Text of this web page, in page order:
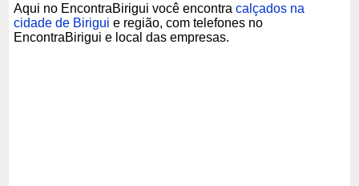
Aqui no EncontraBirigui você encontracalçados na
cidade de Birigui e região, com telefones no
EncontraBirigui e local das empresas.